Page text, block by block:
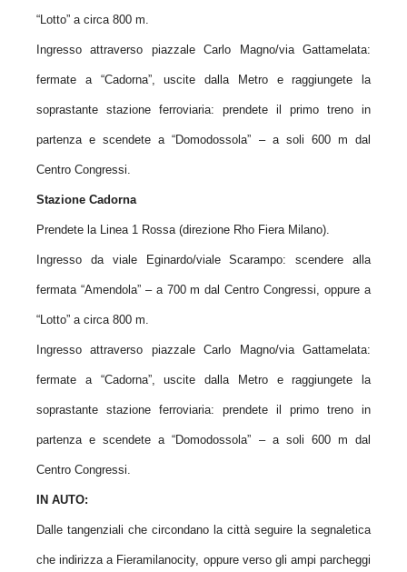
“Lotto” a circa 800 m.
Ingresso attraverso piazzale Carlo Magno/via Gattamelata:
fermate a “Cadorna”, uscite dalla Metro e raggiungete la
soprastante stazione ferroviaria: prendete il primo treno in
partenza e scendete a “Domodossola” – a soli 600 m dal
Centro Congressi.
Stazione Cadorna
Prendete la Linea 1 Rossa (direzione Rho Fiera Milano).
Ingresso da viale Eginardo/viale Scarampo: scendere alla
fermata “Amendola” – a 700 m dal Centro Congressi, oppure a
“Lotto” a circa 800 m.
Ingresso attraverso piazzale Carlo Magno/via Gattamelata:
fermate a “Cadorna”, uscite dalla Metro e raggiungete la
soprastante stazione ferroviaria: prendete il primo treno in
partenza e scendete a “Domodossola” – a soli 600 m dal
Centro Congressi.
IN AUTO:
Dalle tangenziali che circondano la città seguire la segnaletica
che indirizza a Fieramilanocity, oppure verso gli ampi parcheggi